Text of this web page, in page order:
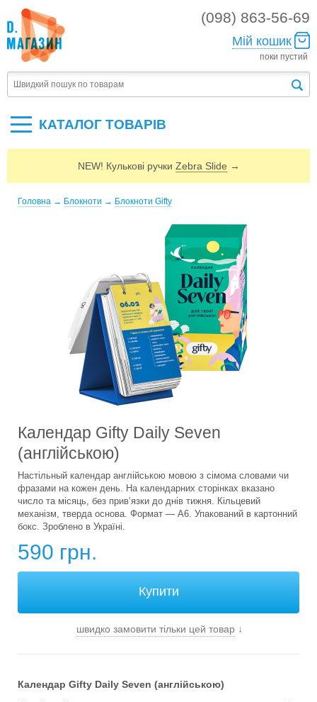
(098) 863-56-69
Мій кошик
поки пустий
КАТАЛОГ ТОВАРIВ
NEW! Кулькові ручки Zebra Slide →
Головна → Блокноти → Блокноти Gifty
Календар Gifty Daily Seven
(англійською)
Настільный календар англійською мовою з сімома словами чи
фразами на кожен день. На календарних сторінках вказано
число та місяць, без прив‘язки до днів тижня. Кільцевий
механізм, тверда основа. Формат — А6. Упакований в картонний
бокс. Зроблено в Україні.
590 грн.
швидко замовити тільки цей товар↓
Календар Gifty Daily Seven (англійською)